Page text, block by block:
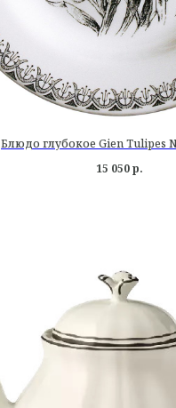
Блюдо глубокое Gien Tulipes
15 050 р.